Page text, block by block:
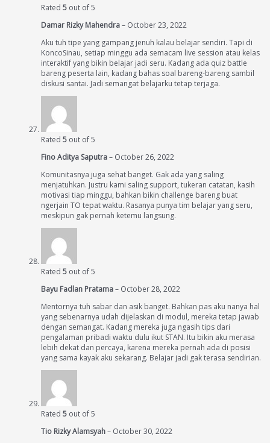
Rated 5 out of 5
Damar Rizky Mahendra– October 23, 2022
Aku tuh tipe yang gampang jenuh kalau belajar sendiri. Tapi di
KoncoSinau, setiap minggu ada semacam live session atau kelas
interaktif yang bikin belajar jadi seru. Kadang ada quiz battle
bareng peserta lain, kadang bahas soal bareng-bareng sambil
diskusi santai. Jadi semangat belajarku tetap terjaga.
Rated 5 out of 5
Fino Aditya Saputra– October 26, 2022
Komunitasnya juga sehat banget. Gak ada yang saling
menjatuhkan. Justru kami saling support, tukeran catatan, kasih
motivasi tiap minggu, bahkan bikin challenge bareng buat
ngerjain TO tepat waktu. Rasanya punya tim belajar yang seru,
meskipun gak pernah ketemu langsung.
Rated 5 out of 5
Bayu Fadlan Pratama– October 28, 2022
Mentornya tuh sabar dan asik banget. Bahkan pas aku nanya hal
yang sebenarnya udah dijelaskan di modul, mereka tetap jawab
dengan semangat. Kadang mereka juga ngasih tips dari
pengalaman pribadi waktu dulu ikut STAN. Itu bikin aku merasa
lebih dekat dan percaya, karena mereka pernah ada di posisi
yang sama kayak aku sekarang. Belajar jadi gak terasa sendirian.
Rated 5 out of 5
Tio Rizky Alamsyah– October 30, 2022